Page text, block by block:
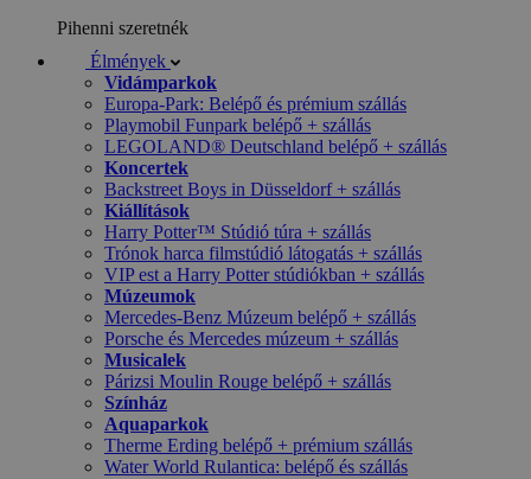
Pihenni szeretnék
Élmények
Vidámparkok
Europa-Park: Belépő és prémium szállás
Playmobil Funpark belépő + szállás
LEGOLAND® Deutschland belépő + szállás
Koncertek
Backstreet Boys in Düsseldorf + szállás
Kiállítások
Harry Potter™ Stúdió túra + szállás
Trónok harca filmstúdió látogatás + szállás
VIP est a Harry Potter stúdiókban + szállás
Múzeumok
Mercedes-Benz Múzeum belépő + szállás
Porsche és Mercedes múzeum + szállás
Musicalek
Párizsi Moulin Rouge belépő + szállás
Színház
Aquaparkok
Therme Erding belépő + prémium szállás
Water World Rulantica: belépő és szállás